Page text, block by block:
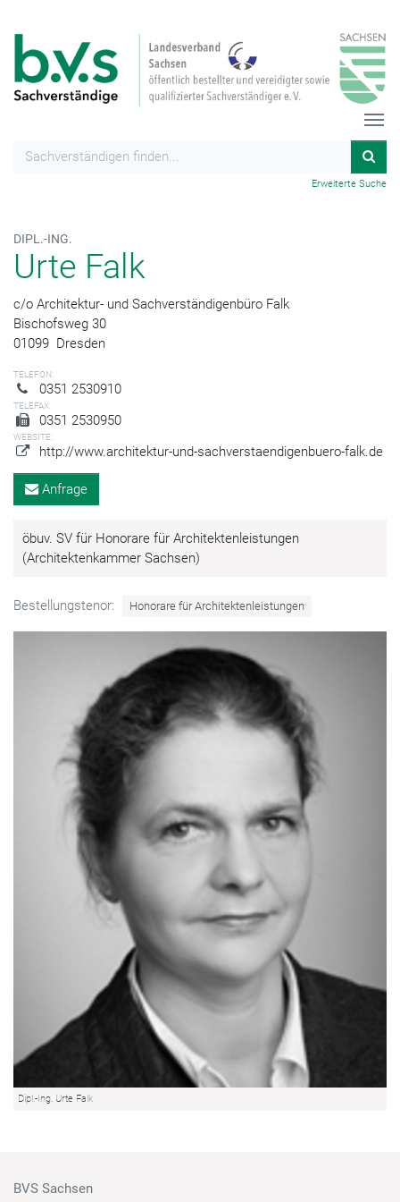
Erweiterte Suche
DIPL.-ING.
Urte Falk
c/o Architektur- und Sachverständigenbüro Falk
Bischofsweg 30
01099 Dresden
TELEFON:
0351 2530910
TELEFAX:
0351 2530950
WEBSITE:
http://www.architektur-und-sachverstaendigenbuero-falk.de
Anfrage
öbuv. SV für Honorare für Architektenleistungen
(Architektenkammer Sachsen)
Bestellungstenor: Honorare für Architektenleistungen
Dipl.-Ing. Urte Falk
BVS Sachsen